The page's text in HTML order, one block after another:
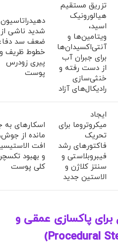
تزریق مستقیم
هیالورونیک
اسید،
ویتامین‌ها و
آنتی‌اکسیدان‌ها
برای جبران آب
از دست رفته و
خنثی‌سازی
رادیکال‌های آزاد
دهیدراتاسیون
شدید ناشی از
ضعف سد
خطوط ظریف و
پیری زودرس
پوست
ایجاد
میکروتروما برای
تحریک
فاکتورهای رشد
فیبروبلاستی و
سنتز کلاژن و
الاستین جدید
اسکارهای به
مانده از
افت
و بهبود
کلی پوست
برای پاکسازی عمقی و